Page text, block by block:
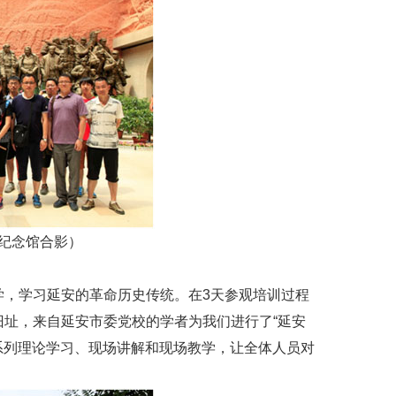
念馆合影）
学习延安的革命历史传统。在3天参观培训过程
，来自延安市委党校的学者为我们进行了“延安
理论学习、现场讲解和现场教学，让全体人员对